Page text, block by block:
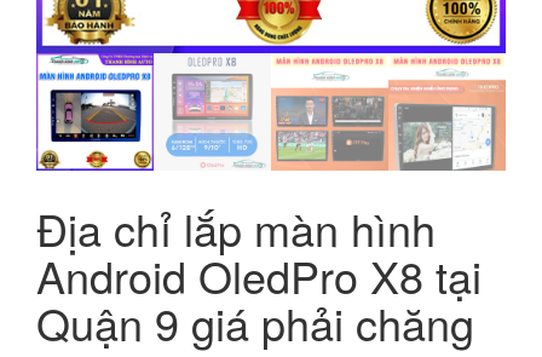
Địa chỉ lắp màn hình
Android OledPro X8 tại
Quận 9 giá phải chăng